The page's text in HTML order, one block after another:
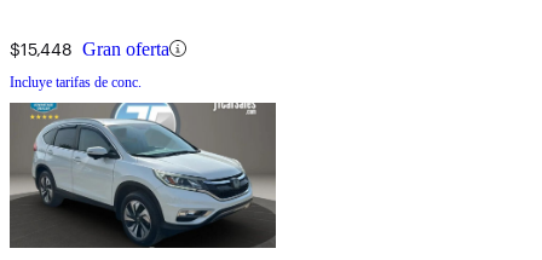
$15,448 Gran oferta
Incluye tarifas de conc.